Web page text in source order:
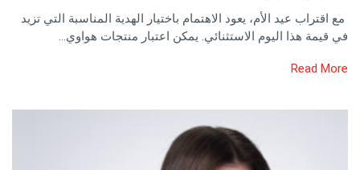
مع اقتراب عيد الأم، يعود الاهتمام باختيار الهدية المناسبة التي تزيد
في قيمة هذا اليوم الاستثنائي. يمكن اعتبار منتجات هواوي…
Read More